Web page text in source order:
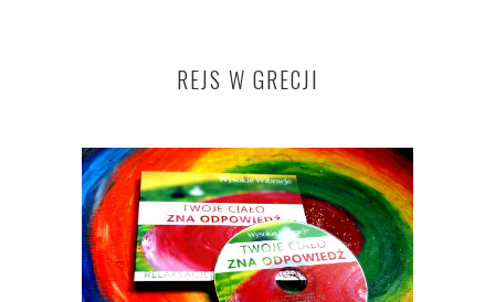
REJS W GRECJI